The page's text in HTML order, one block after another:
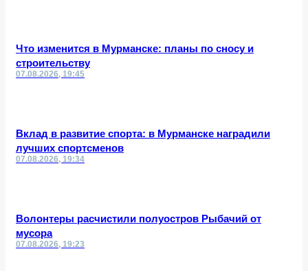
Что изменится в Мурманске: планы по сносу и
строительству
07.08.2026, 19:45
Вклад в развитие спорта: в Мурманске наградили
лучших спортсменов
07.08.2026, 19:34
Волонтеры расчистили полуостров Рыбачий от
мусора
07.08.2026, 19:23